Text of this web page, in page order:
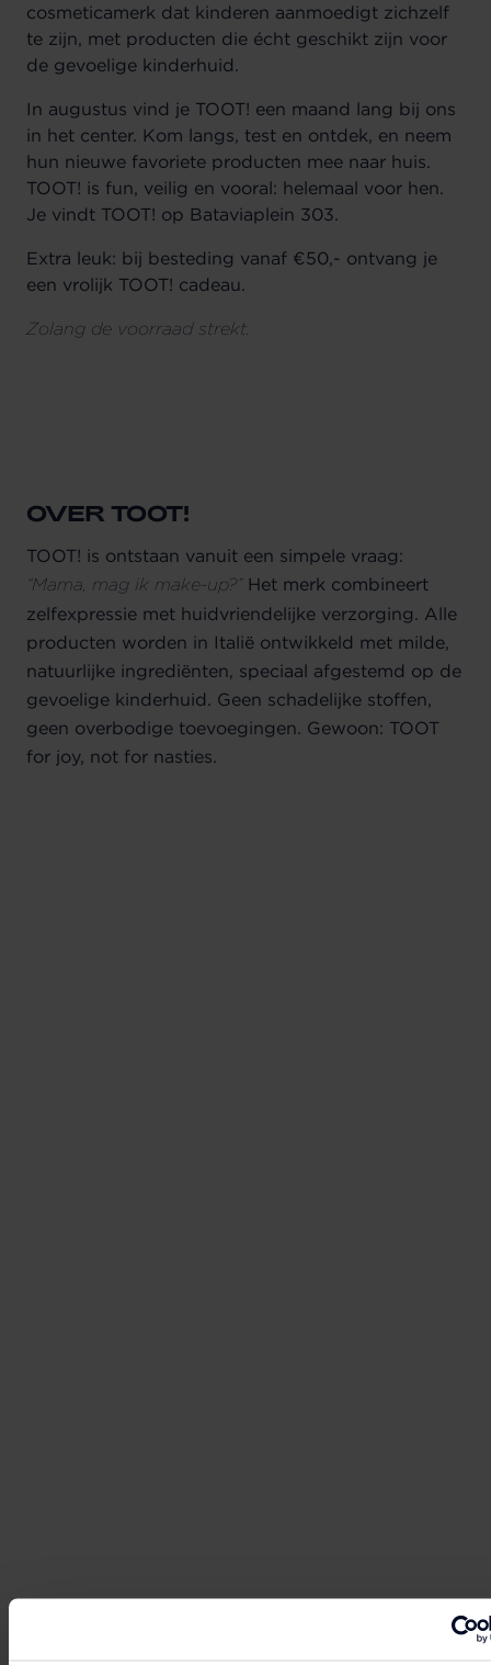
cosmeticamerk dat kinderen aanmoedigt zichzelf
te zijn, met producten die écht geschikt zijn voor
de gevoelige kinderhuid.
In augustus vind je TOOT! een maand lang bij ons
in het center. Kom langs, test en ontdek, en neem
hun nieuwe favoriete producten mee naar huis.
TOOT! is fun, veilig en vooral: helemaal voor hen.
Je vindt TOOT! op Bataviaplein 303.
Extra leuk: bij besteding vanaf €50,- ontvang je
een vrolijk TOOT! cadeau.
Zolang de voorraad strekt.
OVER TOOT!
TOOT! is ontstaan vanuit een simpele vraag:
“Mama, mag ik make-up?” Het merk combineert
zelfexpressie met huidvriendelijke verzorging. Alle
producten worden in Italië ontwikkeld met milde,
natuurlijke ingrediënten, speciaal afgestemd op de
gevoelige kinderhuid. Geen schadelijke stoffen,
geen overbodige toevoegingen. Gewoon: TOOT
for joy, not for nasties.